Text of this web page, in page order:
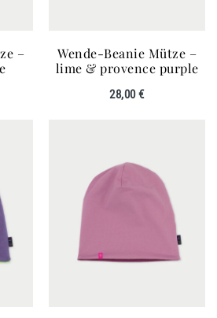
–
Wende-Beanie Mütze –
lime & provence purple
28,00€